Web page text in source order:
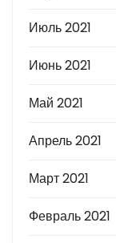
Июль 2021
Июнь 2021
Май 2021
Апрель 2021
Март 2021
Февраль 2021